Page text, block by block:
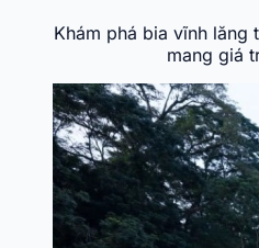
Khám phá bia vĩnh lăng
mang giá